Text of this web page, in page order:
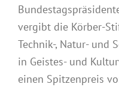
vergibt die Körber-
Technik-, Natur- und
in Geistes- und
einen Spitzenpreis